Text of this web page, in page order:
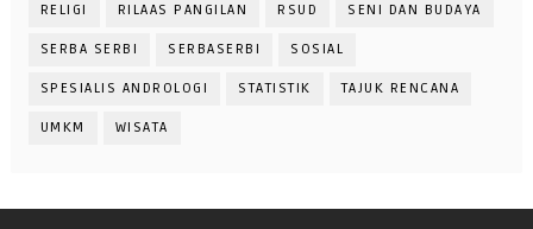
RELIGI RILAAS PANGILAN RSUD SENI DAN BUDAYA
SERBA SERBI SERBASERBI SOSIAL
SPESIALIS ANDROLOGI STATISTIK TAJUK RENCANA
UMKM WISATA